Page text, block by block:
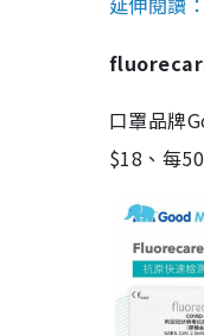
口罩品牌
$18、每